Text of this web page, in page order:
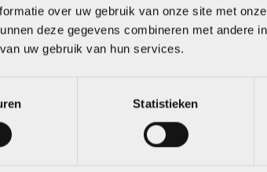
over uw gebruik van onze site met
deze gegevens combineren met andere
uw gebruik van hun services.
Statistieken
online of bezoek onze fietswinkel in Almere